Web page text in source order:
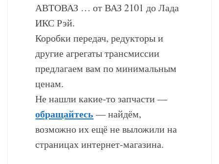
АВТОВАЗ … от ВАЗ 2101 до Лада
ИКС Рэй.
Коробки передач, редукторы и
другие агрегаты трансмиссии
предлагаем вам по минимальным
ценам.
Не нашли какие-то запчасти —
обращайтесь — найдём,
возможно их ещё не выложили на
страницах интернет-магазина.